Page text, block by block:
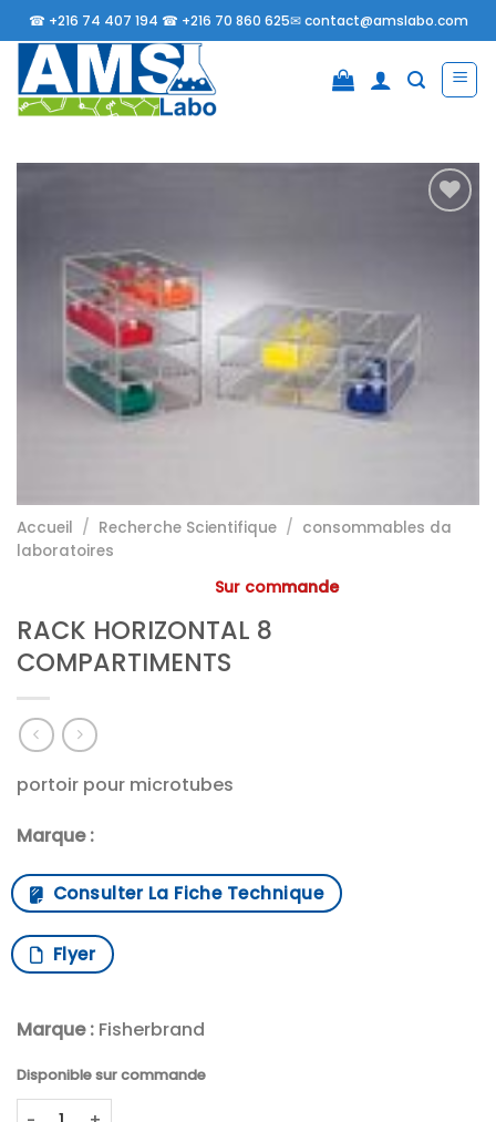
Passer
au
contenu
☎ +216 74 407 194 ☎ +216 70 860 625✉contact@amslabo.com
liste
d’envies
Accueil / Recherche Scientifique / consommables da
laboratoires
Sur commande
RACK HORIZONTAL 8
COMPARTIMENTS
portoir pour microtubes
Marque :
Consulter La Fiche Technique
Flyer
Marque : Fisherbrand
Disponible sur commande
quantité de RACK HORIZONTAL 8 COMPARTIMENTS